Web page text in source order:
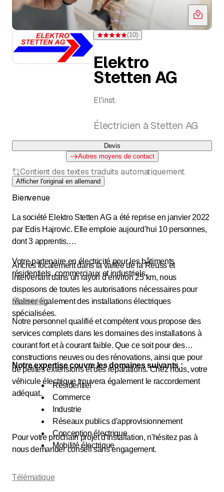
Note 4,8 sur 5 étoiles pour 10 évaluations
(10)
Elektro
Stetten AG
El'inst.
Électricien à Stetten AG
Devis
Autres moyens de contact
Contient des textes traduits automatiquement.
Afficher l'original en allemand
Bienvenue
La société Elektro Stetten AG a été reprise en janvier 2022
par Edis Hajrovic. Elle emploie aujourd’hui 10 personnes,
dont 3 apprentis.
Ancrés localement dans la vallée de la Reuss et
intervenant dans un rayon d’environ 25 km, nous
disposons de toutes les autorisations nécessaires pour
réaliser également des installations électriques
spécialisées.
Votre partenaire en électricité pour les bâtiments
résidentiels, commerciaux et industriels.
Électricité
Notre personnel qualifié et compétent vous propose des
services complets dans les domaines des installations à
courant fort et à courant faible. Que ce soit pour des
constructions neuves ou des rénovations, ainsi que pour
de petites extensions et des réparations. Chez nous, votre
véhicule électrique trouvera également le raccordement
adéquat.
Notre expertise couvre les domaines suivants :
Résidentiel
Commerce
Industrie
Réseaux publics d'approvisionnement
Conception électrique
Mobilité électrique
Pour votre prochain projet d'installation, n'hésitez pas à
nous demander conseil sans engagement.
Télématique